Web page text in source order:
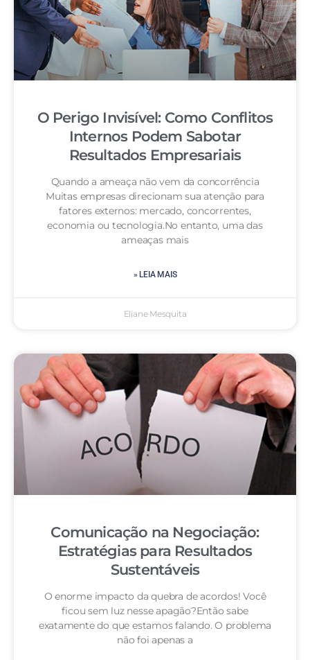
O Perigo Invisível: Como Conflitos
Internos Podem Sabotar
Resultados Empresariais
Quando a ameaça não vem da concorrência
Muitas empresas direcionam sua atenção para
fatores externos: mercado, concorrentes,
economia ou tecnologia.No entanto, uma das
ameaças mais
» LEIA MAIS
Eliane Mesquita
Comunicação na Negociação:
Estratégias para Resultados
Sustentáveis
O enorme impacto da quebra de acordos! Você
ficou sem luz nesse apagão?Então sabe
exatamente do que estamos falando. O problema
não foi apenas a